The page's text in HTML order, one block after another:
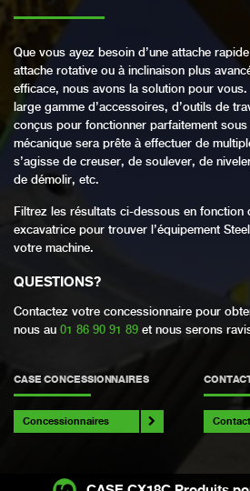
Que vous ayez besoin d’une attache
attache rotative ou à inclinaison plus
efficace, nous avons la solution pour
large gamme d’accessoires, d’outils de
conçus pour fonctionner parfaitement
mécanique sera prête à effectuer de
s’agisse de creuser, de soulever, de
de démolir, etc.
Filtrez les résultats ci-dessous en
excavatrice pour trouver l’équipement
votre machine.
QUESTIONS?
Contactez votre concessionnaire pour
nous au 01 86 90 91 89 et nous serons
CASE CONCESSIONNAIRES
Concessionnaires